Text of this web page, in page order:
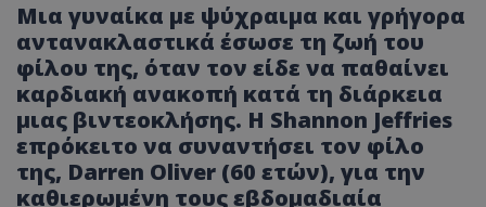
Μια γυναίκα με ψύχραιμα και γρήγορα
αντανακλαστικά έσωσε τη ζωή του
φίλου της, όταν τον είδε να παθαίνει
καρδιακή ανακοπή κατά τη διάρκεια
μιας βιντεοκλήσης. Η Shannon Jeffries
επρόκειτο να συναντήσει τον φίλο
της, Darren Oliver (60 ετών), για την
καθιερωμένη τους εβδομαδιαία